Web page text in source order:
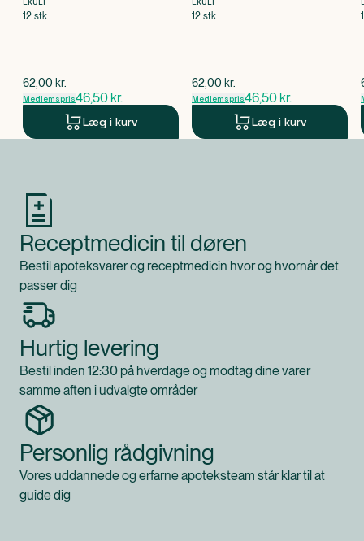
12 stk
$gammel pris
62,00 kr.
Medlemspris46,50 kr.
Læg i kurv
12 stk
$gammel pris
62,00 kr.
Medlemspris46,50 kr.
Læg i kurv
Receptmedicin til døren
Bestil apoteksvarer og receptmedicin hvor og hvornår det
passer dig
Hurtig levering
Bestil inden 12:30 på hverdage og modtag dine varer
samme aften i udvalgte områder
Personlig rådgivning
Vores uddannede og erfarne apoteksteam står klar til at
guide dig